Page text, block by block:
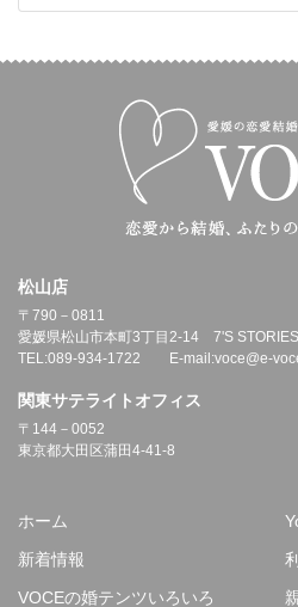
松山店
〒790－0811
愛媛県松山市本町3丁目2-14 7'S
TEL:089-934-1722 E-mail:voce@e-
関東サテライトオフィス
〒144－0052
東京都大田区蒲田4-41-8
ホーム
新着情報
VOCEの婚テンツいろいろ